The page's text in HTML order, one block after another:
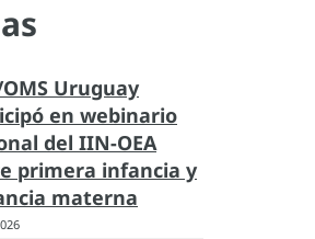
OMS Uruguay
en webinario
del IIN-OEA
primera infancia y
materna